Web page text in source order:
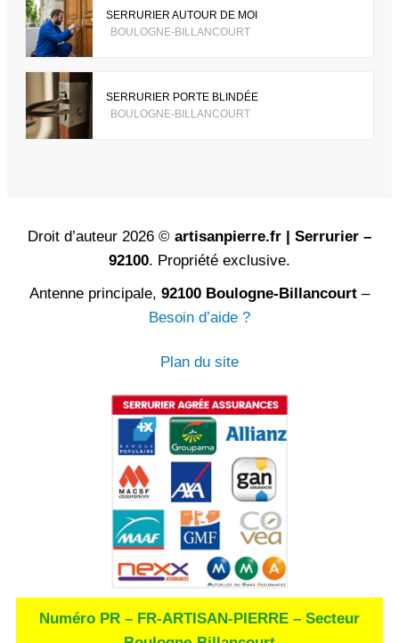
SERRURIER AUTOUR DE MOI
BOULOGNE-BILLANCOURT
SERRURIER PORTE BLINDÉE
BOULOGNE-BILLANCOURT
Droit d’auteur 2026 © artisanpierre.fr | Serrurier –
92100. Propriété exclusive.
Antenne principale, 92100 Boulogne-Billancourt –
Besoin d’aide ?
Plan du site
Numéro PR – FR-ARTISAN-PIERRE – Secteur